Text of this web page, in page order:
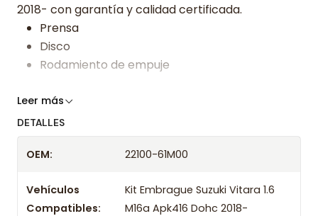
2018- con garantía y calidad certificada.
Prensa
Disco
Rodamiento de empuje
Somos especialistas en embragues desde 2019,
tienda previo correo de confirmación.
Leer más
DETALLES
OEM: 22100-61M00
Vehículos
Compatibles:
Kit Embrague Suzuki Vitara 1.6
M16a Apk416 Dohc 2018-